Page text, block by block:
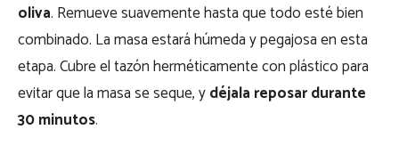
oliva. Remueve suavemente hasta que todo esté bien
combinado. La masa estará húmeda y pegajosa en esta
etapa. Cubre el tazón herméticamente con plástico para
evitar que la masa se seque, ydéjala reposar durante
30 minutos.